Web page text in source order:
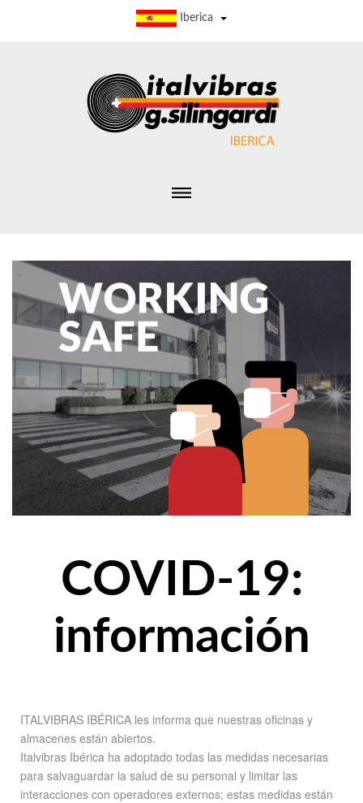
Iberica
COVID-19:
información
ITALVIBRAS IBÉRICA les informa que nuestras oficinas y
almacenes están abiertos.
Italvibras Ibérica ha adoptado todas las medidas necesarias
para salvaguardar la salud de su personal y limitar las
interacciones con operadores externos; estas medidas están